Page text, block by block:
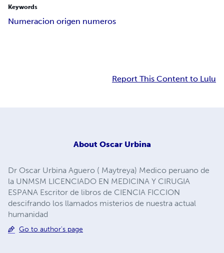
Keywords
Numeracion origen numeros
Report This Content to Lulu
About Oscar Urbina
Dr Oscar Urbina Aguero ( Maytreya) Medico peruano de
la UNMSM LICENCIADO EN MEDICINA Y CIRUGIA
ESPANA Escritor de libros de CIENCIA FICCION
descifrando los llamados misterios de nuestra actual
humanidad
Go to author's page